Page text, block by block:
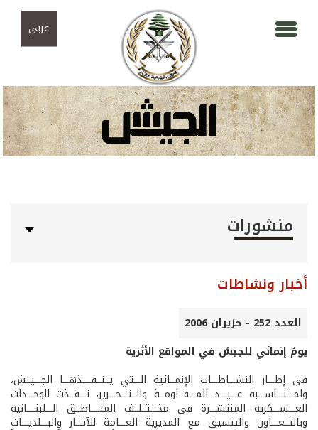
عربي
منشورات
أخبار ونشاطات
العدد 252 - حزيران 2006
يومٌ إنمائي للجيش في المواقع الأثرية
في إطـــار النشـــاطـــات الإنمــائية الـــتي يــنــفــــذهـــا الجـــيــش،
ولمـــنـــاســـبة عـــيـــد المـــقــاومــة والــتـــحـــرير، نـــفــذت الوحـــدات
العـــســـكرية المنتشـــرة في مخـــتــلــف المنــــاطــق الـــلبنــــانية
وبالتــعـــاون والتنسيق مع المديرية العـــامة للآثـــار والبـــلديـــات